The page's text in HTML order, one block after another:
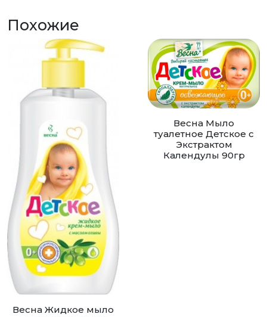
Похожие
Весна Жидкое мыло
Весна Мыло
туалетное Детское с
Экстрактом
Календулы 90гр